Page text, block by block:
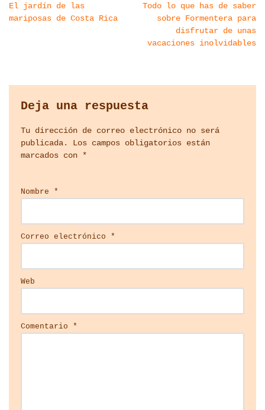
El jardín de las
mariposas de Costa Rica
Todo lo que has de saber
sobre Formentera para
disfrutar de unas
vacaciones inolvidables
Deja una respuesta
Tu dirección de correo electrónico no será
publicada.
Los campos obligatorios están
marcados con *
Nombre *
Correo electrónico *
Web
Comentario *